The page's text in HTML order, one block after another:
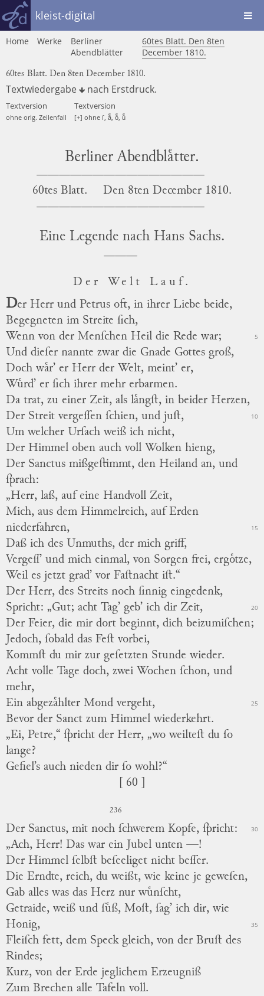
kleist-digital
Home Werke
Berliner
Abendblätter
60tes Blatt. Den 8ten
December 1810.
60tes Blatt. Den 8ten December 1810.
Textwiedergabe nach Erstdruck.
Textversion
ohne orig. Zeilenfall
Textversion
[+] ohne ſ, aͤ, oͤ, uͤ
Berliner Abendblaͤtter.
60tes Blatt. Den8ten December 1810.
Eine Legende nach Hans Sachs.
Der Welt Lauf.
Der Herr und Petrus oft, in ihrer Liebe beide,
Begegneten im Streite ſich,
Wenn von der Menſchen Heil die Rede war;
5
Und dieſer nannte zwar die Gnade Gottes groß,
Doch waͤr’ er Herr der Welt, meint’ er,
Wuͤrd’ er ſich ihrer mehr erbarmen.
Da trat, zu einer Zeit, als laͤngſt, in beider Herzen,
Der Streit vergeſſen ſchien, und juſt,
10
Um welcher Urſach weiß ich nicht,
Der Himmel oben auch voll Wolken hieng,
Der Sanctus mißgeſtimmt, den Heiland an, und
ſprach:
„Herr, laß, auf eine Handvoll Zeit,
Mich, aus dem Himmelreich, auf Erden
niederfahren,
15
Daß ich des Unmuths, der mich griff,
Vergeſſ’ und mich einmal, von Sorgen frei, ergoͤtze,
Weil es jetzt grad’ vor Faſtnacht iſt.“
Der Herr, des Streits noch ſinnig eingedenk,
Spricht: „Gut; acht Tag’ geb’ ich dir Zeit, 20
Der Feier, die mir dort beginnt, dich beizumiſchen;
Jedoch, ſobald das Feſt vorbei,
Kommſt du mir zur geſetzten Stunde wieder.
Acht volle Tage doch, zwei Wochen ſchon, und
mehr,
Ein abgezaͤhlter Mond vergeht,
25
Bevor der Sanct zum Himmel wiederkehrt.
„Ei, Petre,“ ſpricht der Herr, „wo weilteſt du ſo
lange?
Gefiel’s auch nieden dir ſo wohl?“
[ 60 ]
236
Der Sanctus, mit noch ſchwerem Kopfe, ſpricht: 30
„Ach, Herr! Das war ein Jubel unten —!
Der Himmel ſelbſt beſeeliget nicht beſſer.
Die Erndte, reich, du weißt, wie keine je geweſen,
Gab alles was das Herz nur wuͤnſcht,
Getraide, weiß und ſuͤß, Moſt, ſag’ ich dir, wie
Honig,
35
Fleiſch fett, dem Speck gleich, von der Bruſt des
Rindes;
Kurz, von der Erde jeglichem Erzeugniß
Zum Brechen alle Tafeln voll.